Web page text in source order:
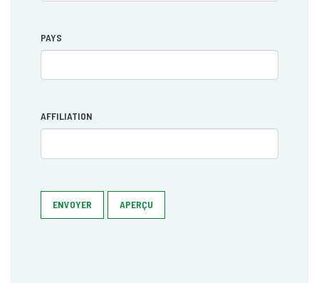
PAYS
AFFILIATION
ENVOYER APERÇU